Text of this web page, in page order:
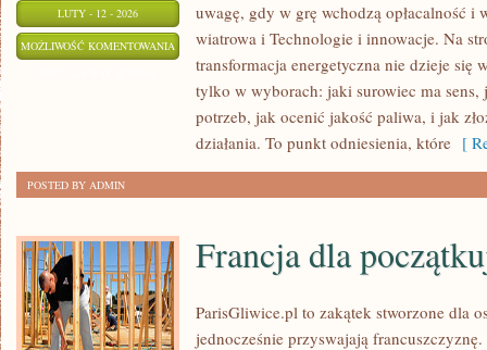
LUTY - 12 - 2026
MOŻLIWOŚĆ KOMENTOWANIA ENERGIA
ODNAWIALNA
ŚWIECIE
uwagę, gdy w grę wchodzą opłacalność i
wiatrowa i Technologie i innowacje. Na
transformacja energetyczna nie dzieje się
tylko w wyborach: jaki surowiec ma sens,
potrzeb, jak ocenić jakość paliwa, i jak
działania. To punkt odniesienia, które [
POSTED BY ADMIN
Francja dla
ParisGliwice.pl to zakątek stworzone dla
jednocześnie przyswajają